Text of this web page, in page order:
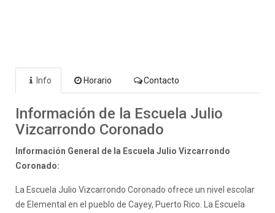
Info Horario Contacto
Información de la Escuela Julio
Vizcarrondo Coronado
Información General de la Escuela Julio Vizcarrondo
Coronado:
La Escuela Julio Vizcarrondo Coronado ofrece un nivel escolar
de Elemental en el pueblo de Cayey, Puerto Rico. La Escuela